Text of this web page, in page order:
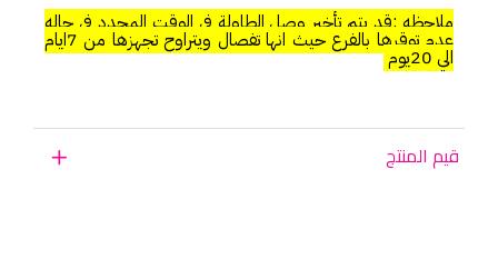
ملاحظه :قد يتم تأخير وصل الطاولة في الوقت المحدد في حاله
عدم توقرها بالفرع حيث انها تفصال ويتراوح تجهزها من 7ايام
الي 20يوم
قيم المنتج